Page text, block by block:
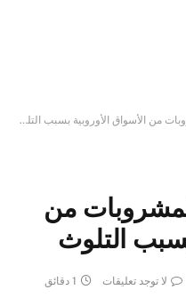
من الأسواق الأوروبية بسبب التلوث
من
التلوث
لا توجد تعليقات 1 دقائق